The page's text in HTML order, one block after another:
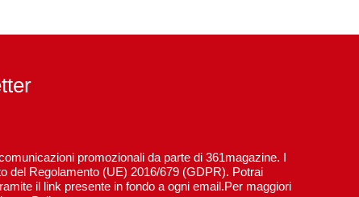
promozionali da parte di 361magazine. I
del Regolamento (UE) 2016/679 (GDPR). Potrai
il link presente in fondo a ogni email.Per maggiori